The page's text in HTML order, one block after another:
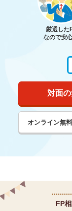
厳選した
なので安心
対面の
オンライン無
FP